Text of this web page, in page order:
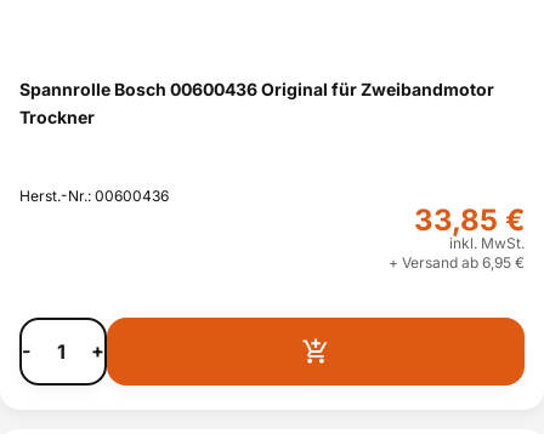
Spannrolle Bosch 00600436 Original für Zweibandmotor
Trockner
Herst.-Nr.: 00600436
33,85 €
inkl. MwSt.
+ Versand ab 6,95 €
- +